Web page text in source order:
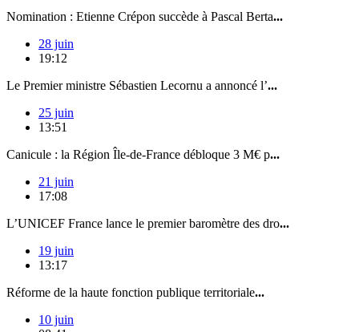
Nomination : Etienne Crépon succède à Pascal Berta...
28 juin
19:12
Le Premier ministre Sébastien Lecornu a annoncé l’...
25 juin
13:51
Canicule : la Région Île-de-France débloque 3 M€ p...
21 juin
17:08
L’UNICEF France lance le premier baromètre des dro...
19 juin
13:17
Réforme de la haute fonction publique territoriale...
10 juin